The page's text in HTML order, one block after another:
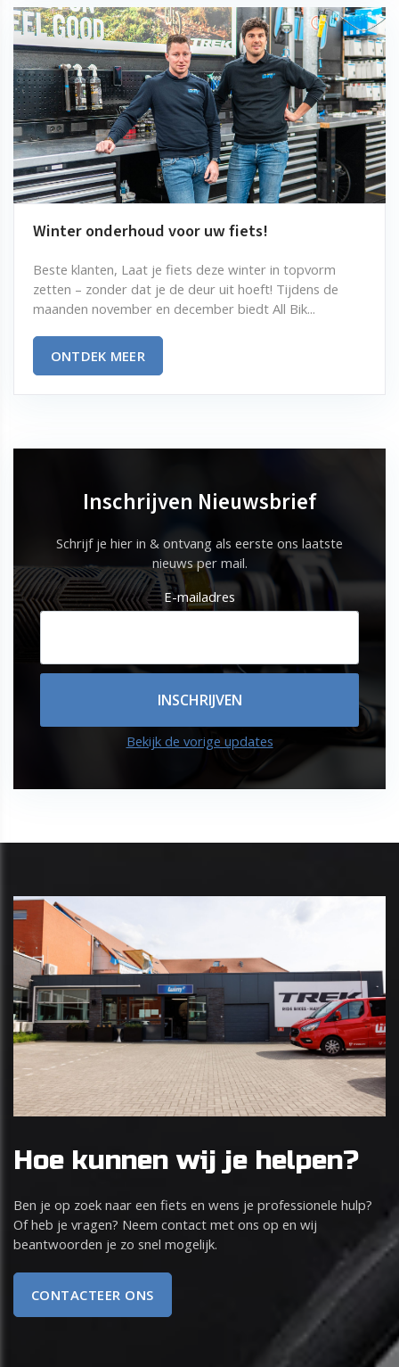
Winter onderhoud voor uw fiets!
Beste klanten, Laat je fiets deze winter in topvorm
zetten – zonder dat je de deur uit hoeft! Tijdens de
maanden november en december biedt All Bik...
ONTDEK MEER
Inschrijven Nieuwsbrief
Schrijf je hier in & ontvang als eerste ons laatste
nieuws per mail.
E-mailadres
Bekijk de vorige updates
Hoe kunnen wij je helpen?
Ben je op zoek naar een fiets en wens je professionele hulp?
Of heb je vragen? Neem contact met ons op en wij
beantwoorden je zo snel mogelijk.
CONTACTEER ONS